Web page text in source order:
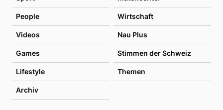
People Wirtschaft
Videos Nau Plus
Games Stimmen der Schweiz
Lifestyle Themen
Archiv